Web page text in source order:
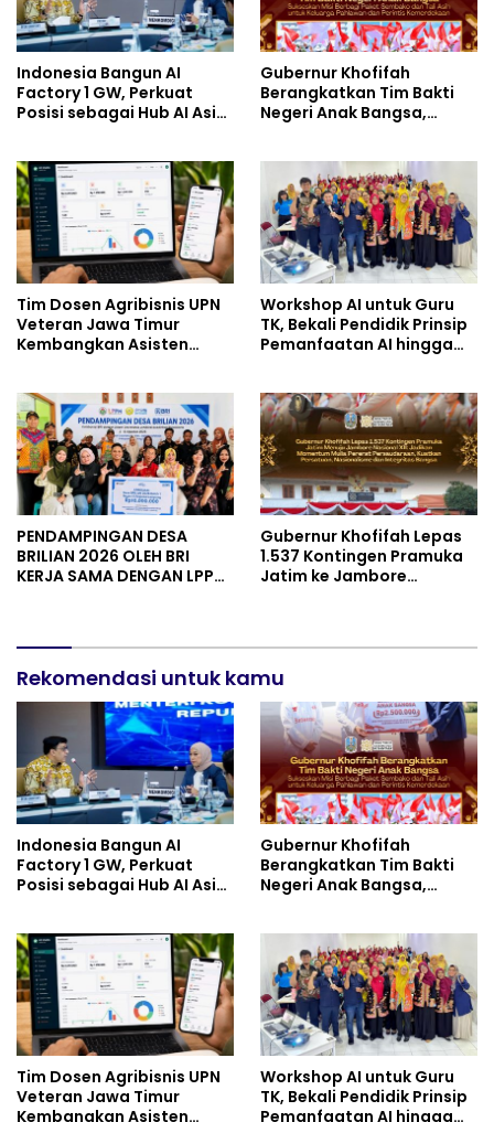
Indonesia Bangun AI
Factory 1 GW, Perkuat
Posisi sebagai Hub AI Asia
Gubernur Khofifah
Berangkatkan Tim Bakti
Negeri Anak Bangsa,
dan Perintis Kemerdekaan
Tim Dosen Agribisnis UPN
Veteran Jawa Timur
Kembangkan Asisten
UMKM
Workshop AI untuk Guru
TK, Bekali Pendidik Prinsip
Pemanfaatan AI hingga
PENDAMPINGAN DESA
BRILIAN 2026 OLEH BRI
KERJA SAMA DENGAN LPPM
Gubernur Khofifah Lepas
1.537 Kontingen Pramuka
Jatim ke Jambore
Semangat Nasionalisme
Rekomendasi untuk kamu
Indonesia Bangun AI
Factory 1 GW, Perkuat
Posisi sebagai Hub AI Asia
Gubernur Khofifah
Berangkatkan Tim Bakti
Negeri Anak Bangsa,
dan Perintis Kemerdekaan
Tim Dosen Agribisnis UPN
Veteran Jawa Timur
Kembangkan Asisten
Workshop AI untuk Guru
TK, Bekali Pendidik Prinsip
Pemanfaatan AI hingga